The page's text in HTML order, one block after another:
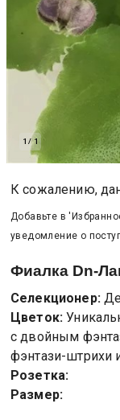
1 /1
К сожалению,
Добавьте в
уведомление о
Фиалка Dn-
Селекционер:
Цветок:
с двойным
фэнтази-штрихи
Розетка:
Размер: